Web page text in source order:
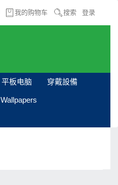
我的购物车 搜索 登录
平板电脑 穿戴設備
Wallpapers